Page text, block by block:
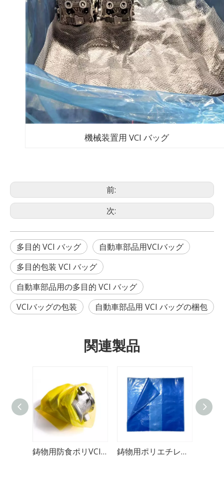
機械装置用 VCI バッグ
前:
次:
多目的 VCI バッグ
自動車部品用VCIバッグ
多目的包装 VCI バッグ
自動車部品用の多目的 VCI バッグ
VCIバッグの包装
自動車部品用 VCI バッグの梱包
関連製品
鋳物用防食ポリVCIバッグ 鋳物用ポリエチレン防錆 VCI バッグ